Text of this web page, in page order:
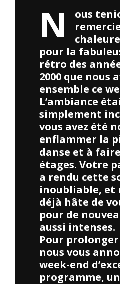
N
ous
pour la
rétro des
2000 que nous
ensemble ce
L’ambiance
simplement
vous avez été
enflammer la
danse et à
étages. Votre
a rendu cette
inoubliable, et
déjà hâte de
pour de
aussi intenses.
Pour
nous vous
week-end
programme,